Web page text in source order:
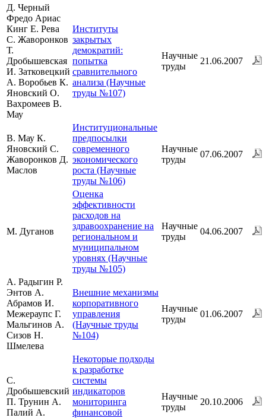
Д. Черный
Фредо Ариас
Кинг Е. Рева
С. Жаворонков
Т.
Дробышевская
И. Затковецкий
А. Воробьев К.
Яновский О.
Вахромеев В.
Мау
Институты
закрытых
демократий:
попытка
сравнительного
анализа (Научные
труды №107)
Научные
труды
21.06.2007
В. Мау К.
Яновский С.
Жаворонков Д.
Маслов
Институциональные
предпосылки
современного
экономического
роста (Научные
труды №106)
Научные
труды
07.06.2007
М. Дуганов
Оценка
эффективности
расходов на
здравоохранение на
региональном и
муниципальном
уровнях (Научные
труды №105)
Научные
труды
04.06.2007
А. Радыгин Р.
Энтов А.
Абрамов И.
Межераупс Г.
Мальгинов А.
Сизов Н.
Шмелева
Внешние механизмы
корпоративного
управления
(Научные труды
№104)
Научные
труды
01.06.2007
С.
Дробышевский
П. Трунин А.
Палий А.
Некоторые подходы
к разработке
системы
индикаторов
мониторинга
финансовой
Научные
труды
20.10.2006